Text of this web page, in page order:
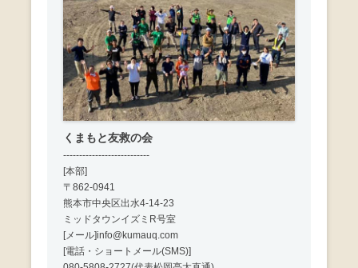
くまもと友救の会
---------------------------
[本部]
〒862-0941
熊本市中央区出水4-14-23
ミッドタウンイズミR号室
[メール]info@kumauq.com
[電話・ショートメール(SMS)]